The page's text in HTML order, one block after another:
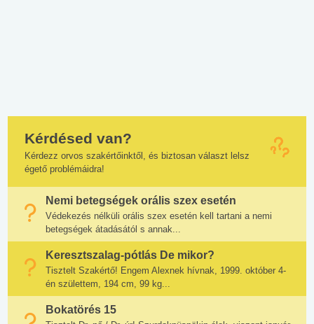
Kérdésed van?
Kérdezz orvos szakértőinktől, és biztosan választ lelsz
égető problémáidra!
Nemi betegségek orális szex esetén
Védekezés nélküli orális szex esetén kell tartani a nemi
betegségek átadásától s annak...
Keresztszalag-pótlás De mikor?
Tisztelt Szakértő! Engem Alexnek hívnak, 1999. október 4-
én születtem, 194 cm, 99 kg...
Bokatörés 15